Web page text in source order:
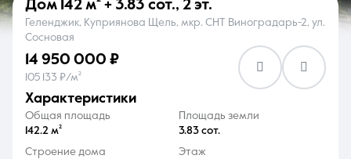
О компании Контакты
8 (861) 297-00-00
Дом 142 м² + 3.83 сот., 2 эт.
Геленджик, Куприянова Щель, мкр. СНТ Виноградарь-2, ул.
Сосновая
14 950 000 ₽
105 133 ₽/м²
характеристики
Общая площадь
142.2 м²
Площадь земли
3.83 сот.
Строение дома
Этаж